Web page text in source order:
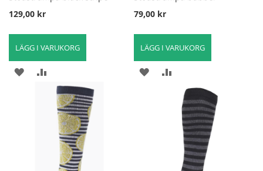
129,00 kr
LÄGG I VARUKORG
LÄGG
ÖNSKELISTA
TILL
FÖR
ATT
JÄMFÖRA
79,00 kr
LÄGG I VARUKORG
LÄGG
ÖNSKELISTA
TILL
FÖR
ATT
JÄMFÖRA